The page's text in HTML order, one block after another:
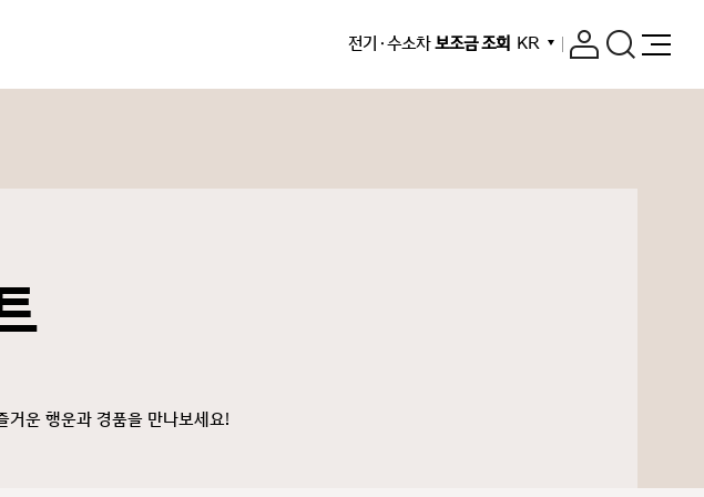
전기 · 수소차보조금 조회 KR
거운 행운과 경품을 만나보세요!